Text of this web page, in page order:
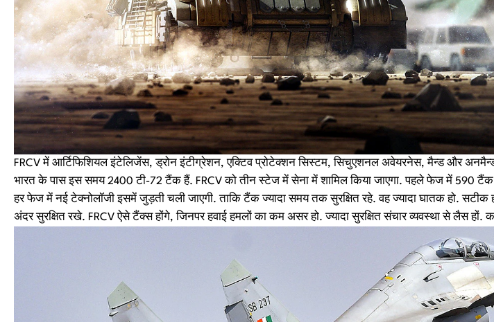
FRCV में आर्टिफिशियल इंटेलिजेंस, ड्रोन इंटीग्रेशन, एक्टिव प्रोटेक्शन सिस्टम, सिचुएशनल अवेयरनेस, मैन्ड और अनमैन्ड
भारत के पास इस समय 2400 टी-72 टैंक हैं. FRCV को तीन स्टेज में सेना में शामिल किया जाएगा. पहले फेज में 590 टैंक
हर फेज में नई टेक्नोलॉजी इसमें जुड़ती चली जाएगी. ताकि टैंक ज्यादा समय तक सुरक्षित रहे. वह ज्यादा घातक हो.
अंदर सुरक्षित रखे. FRCV ऐसे टैंक्स होंगे, जिनपर हवाई हमलों का कम असर हो. ज्यादा सुरक्षित संचार व्यवस्था से लैस